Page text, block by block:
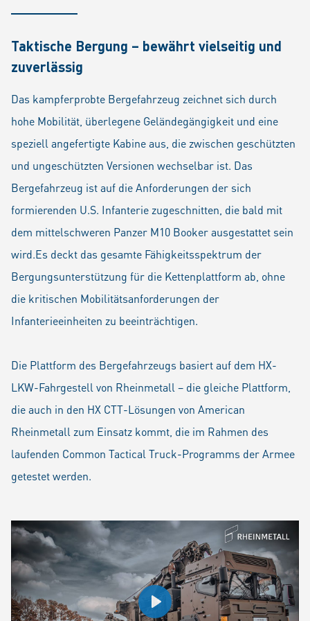
Taktische Bergung – bewährt vielseitig und
zuverlässig
Das kampferprobte Bergefahrzeug zeichnet sich durch
hohe Mobilität, überlegene Geländegängigkeit und eine
speziell angefertigte Kabine aus, die zwischen geschützten
und ungeschützten Versionen wechselbar ist. Das
Bergefahrzeug ist auf die Anforderungen der sich
formierenden U.S. Infanterie zugeschnitten, die bald mit
dem mittelschweren Panzer M10 Booker ausgestattet sein
wird.Es deckt das gesamte Fähigkeitsspektrum der
Bergungsunterstützung für die Kettenplattform ab, ohne
die kritischen Mobilitätsanforderungen der
Infanterieeinheiten zu beeinträchtigen.
Die Plattform des Bergefahrzeugs basiert auf dem HX-
LKW-Fahrgestell von Rheinmetall – die gleiche Plattform,
die auch in den HX CTT-Lösungen von American
Rheinmetall zum Einsatz kommt, die im Rahmen des
laufenden Common Tactical Truck-Programms der Armee
getestet werden.
Play